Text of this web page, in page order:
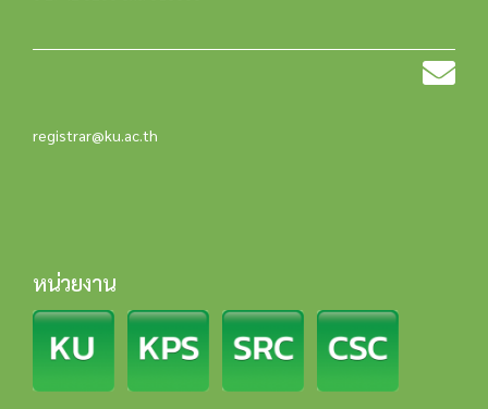
registrar@ku.ac.th
หน่วยงาน